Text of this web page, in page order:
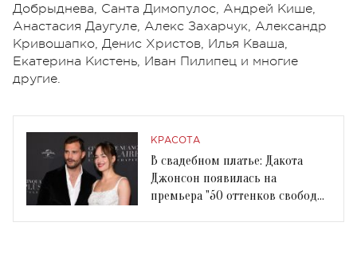
Добрыднева, Санта Димопулос, Андрей Кише,
Анастасия Даугуле, Алекс Захарчук, Александр
Кривошапко, Денис Христов, Илья Кваша,
Екатерина Кистень, Иван Пилипец и многие
другие.
КРАСОТА
В свадебном платье: Дакота
Джонсон появилась на
премьера "50 оттенков свободы"